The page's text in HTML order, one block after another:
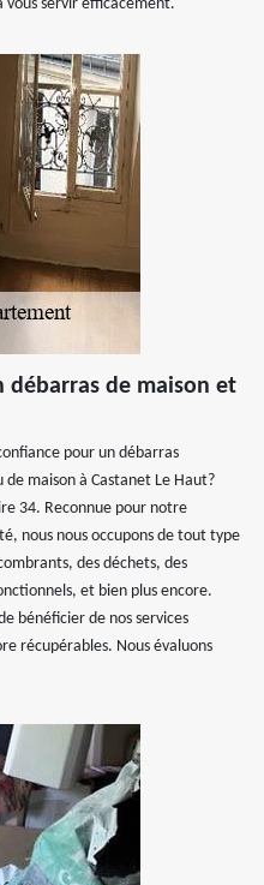
servir efficacement.
débarras de maison et
pour un débarras
maison à Castanet Le Haut?
34. Reconnue pour notre
nous nous occupons de tout type
des déchets, des
et bien plus encore.
bénéficier de nos services
récupérables. Nous évaluons